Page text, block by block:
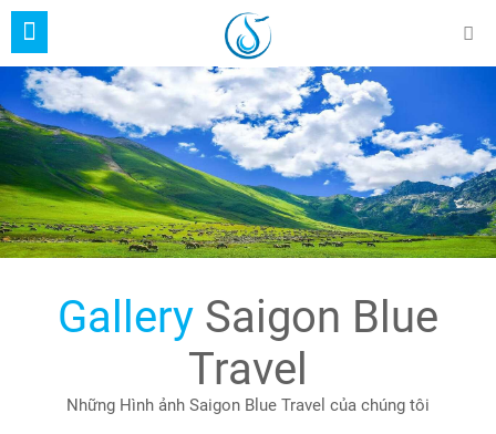
Gallery Saigon Blue
Travel
Những Hình ảnh Saigon Blue Travel của chúng tôi